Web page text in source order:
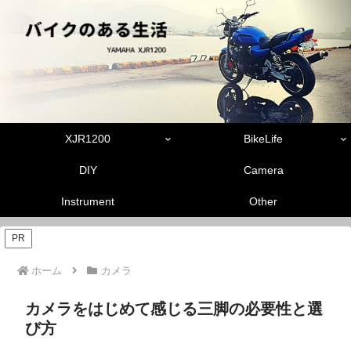
XJR1200 BikeLife
DIY Camera
Instrument Other
PR
ホーム カメラ
カメラをはじめて感じる三脚の必要性と選
び方